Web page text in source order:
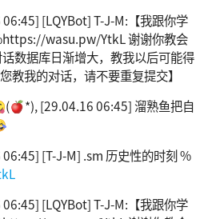
[LQYBot] T-J-M:【我跟你学
wasu.pw/YtkL 谢谢你教会
数据库日渐增大，教我以后可能得
教我的对话，请不要重复提交】
[29.04.16 06:45] 溜熟鱼把自
[T-J-M] .sm 历史性的时刻 %
[LQYBot] T-J-M:【我跟你学